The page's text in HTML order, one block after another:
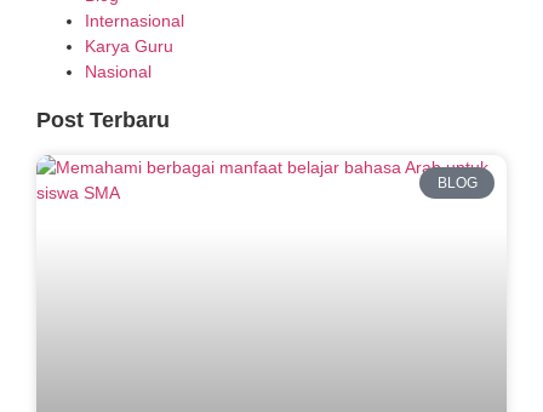
Internasional
Karya Guru
Nasional
Post Terbaru
BLOG